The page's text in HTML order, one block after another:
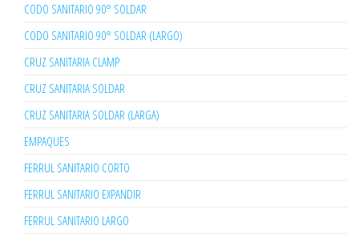
CODO SANITARIO 90° SOLDAR
CODO SANITARIO 90° SOLDAR (LARGO)
CRUZ SANITARIA CLAMP
CRUZ SANITARIA SOLDAR
CRUZ SANITARIA SOLDAR (LARGA)
EMPAQUES
FERRUL SANITARIO CORTO
FERRUL SANITARIO EXPANDIR
FERRUL SANITARIO LARGO